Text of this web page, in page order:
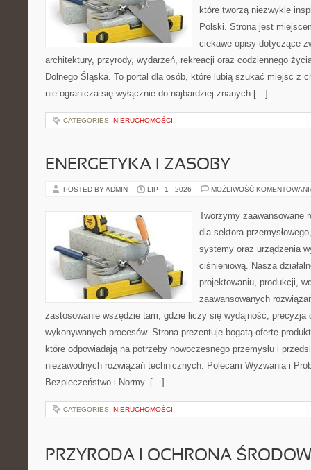
które tworzą niezwykle
Polski. Strona jest
ciekawe opisy dotyczące
architektury, przyrody, wydarzeń, rekreacji oraz codziennego
Dolnego Śląska. To portal dla osób, które lubią szukać miejsc z
nie ogranicza się wyłącznie do najbardziej znanych […]
CATEGORIES: NIERUCHOMOŚCI
ENERGETYKA I ZASOBY
POSTED BY ADMIN LIP - 1 - 2026 MOŻLIWOŚĆ
Tworzymy zaawansowane
dla sektora
systemy oraz urządzenia
ciśnieniową. Nasza
projektowaniu, produkcji,
zaawansowanych
zastosowanie wszędzie tam, gdzie liczy się wydajność, precyzja
wykonywanych procesów. Strona prezentuje bogatą ofertę
które odpowiadają na potrzeby nowoczesnego przemysłu i
niezawodnych rozwiązań technicznych. Polecam Wyzwania i
Bezpieczeństwo i Normy. […]
CATEGORIES: NIERUCHOMOŚCI
PRZYRODA I OCHRONA